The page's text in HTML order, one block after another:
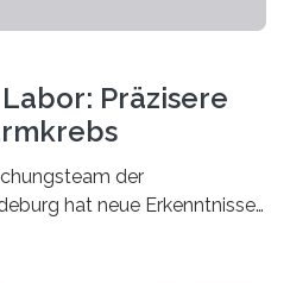
Präzisere
der
hat neue Erkenntnisse
ihrer aktuellen Studie,